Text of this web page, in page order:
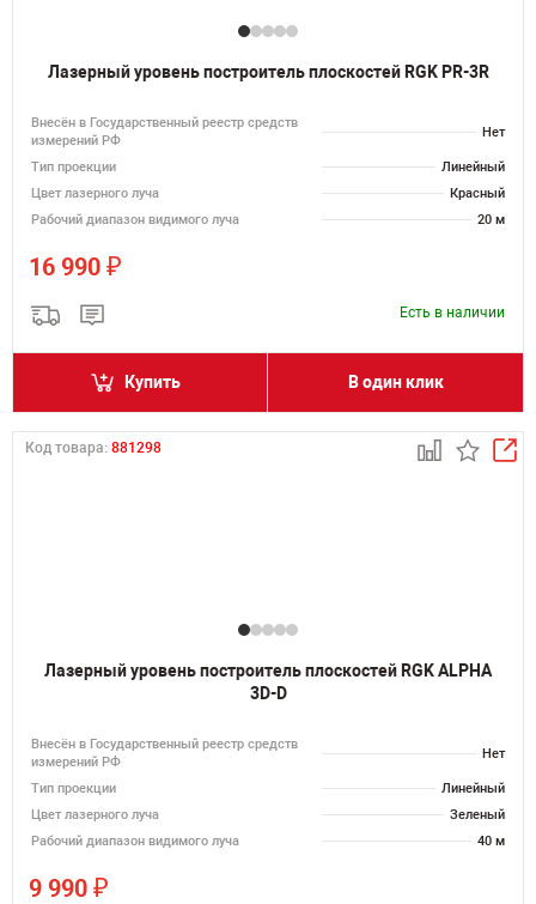
Лазерный уровень построитель плоскостей RGK PR-3R
Внесён в Государственный реестр средств
измерений РФ
Нет
Тип проекции
Линейный
Цвет лазерного луча
Красный
Рабочий диапазон видимого луча
20 м
16 990 ₽
Есть в наличии
Купить В один клик
Код товара: 881298
Лазерный уровень построитель плоскостей RGK ALPHA
3D-D
Внесён в Государственный реестр средств
измерений РФ
Нет
Тип проекции
Линейный
Цвет лазерного луча
Зеленый
Рабочий диапазон видимого луча
40 м
9 990 ₽